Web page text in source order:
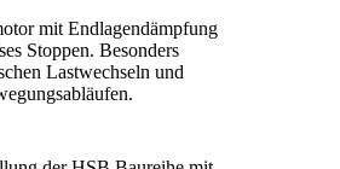
mit Endlagendämpfung
Stoppen. Besonders
Lastwechseln und